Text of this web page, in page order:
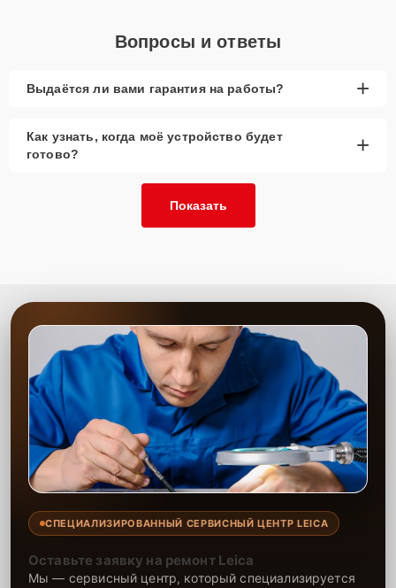
Вопросы и ответы
Выдаётся ли вами гарантия на работы? +
Как узнать, когда моё устройство будет
готово?
+
Показать
СПЕЦИАЛИЗИРОВАННЫЙ СЕРВИСНЫЙ ЦЕНТР LEICA
Оставьте заявку на ремонт Leica
Мы — сервисный центр, который специализируется